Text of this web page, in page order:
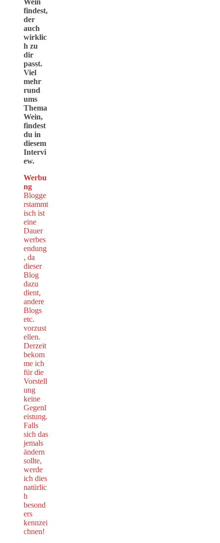
findest,
der
auch
wirklic
h zu
dir
passt.
Viel
mehr
rund
ums
Thema
Wein,
findest
du in
diesem
Intervi
ew.
Werbu
ng
Blogge
rstammt
isch ist
eine
Dauer
werbes
endung
, da
dieser
Blog
dazu
dient,
andere
Blogs
etc.
vorzust
ellen.
Derzeit
bekom
me ich
für die
Vorstell
ung
keine
Gegenl
eistung.
Falls
sich das
jemals
ändern
sollte,
werde
ich dies
natürlic
h
besond
ers
kennzei
chnen!